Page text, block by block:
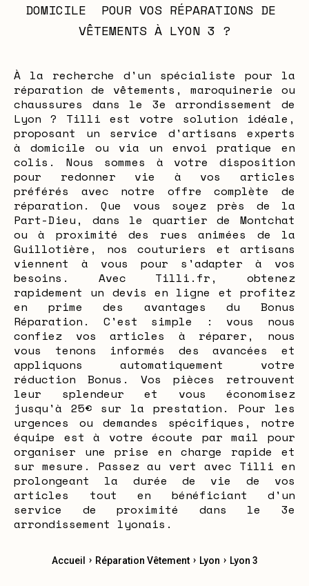
DOMICILE  POUR VOS RÉPARATIONS DE
VÊTEMENTS À LYON 3 ?
À la recherche d'un spécialiste pour la
réparation de vêtements, maroquinerie ou
chaussures dans le 3e arrondissement de
Lyon ? Tilli est votre solution idéale,
proposant un service d'artisans experts
à domicile ou via un envoi pratique en
colis. Nous sommes à votre disposition
pour redonner vie à vos articles
préférés avec notre offre complète de
réparation. Que vous soyez près de la
Part-Dieu, dans le quartier de Montchat
ou à proximité des rues animées de la
Guillotière, nos couturiers et artisans
viennent à vous pour s'adapter à vos
besoins. Avec Tilli.fr, obtenez
rapidement un devis en ligne et profitez
en prime des avantages du Bonus
Réparation. C'est simple : vous nous
confiez vos articles à réparer, nous
vous tenons informés des avancées et
appliquons automatiquement votre
réduction Bonus. Vos pièces retrouvent
leur splendeur et vous économisez
jusqu'à 25€ sur la prestation. Pour les
urgences ou demandes spécifiques, notre
équipe est à votre écoute par mail pour
organiser une prise en charge rapide et
sur mesure. Passez au vert avec Tilli en
prolongeant la durée de vie de vos
articles tout en bénéficiant d'un
service de proximité dans le 3e
arrondissement lyonais.
Accueil › Réparation Vêtement › Lyon › Lyon 3